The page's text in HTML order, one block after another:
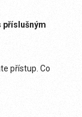
příslušným
přístup. Co